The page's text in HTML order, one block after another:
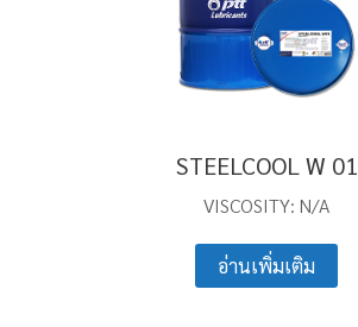
STEELCOOL W 01
VISCOSITY: N/A
อ่านเพิ่มเติม